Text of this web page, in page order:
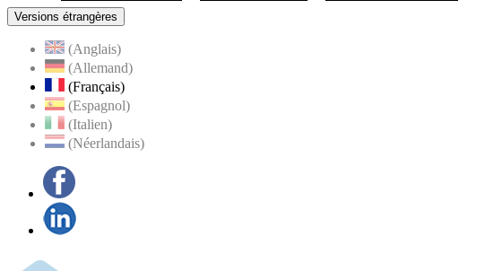
Versions étrangères
(Anglais)
(Allemand)
(Français)
(Espagnol)
(Italien)
(Néerlandais)